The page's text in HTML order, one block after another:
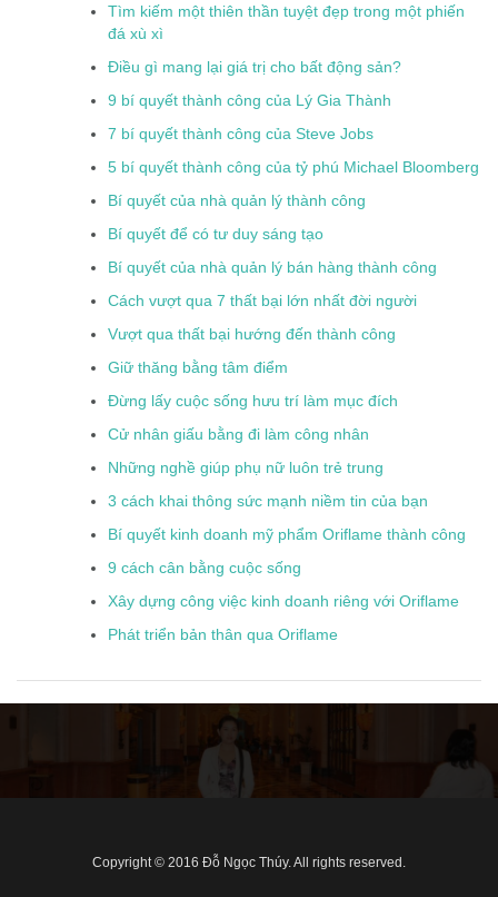
Tìm kiếm một thiên thần tuyệt đẹp trong một phiến
đá xù xì
Điều gì mang lại giá trị cho bất động sản?
9 bí quyết thành công của Lý Gia Thành
7 bí quyết thành công của Steve Jobs
5 bí quyết thành công của tỷ phú Michael Bloomberg
Bí quyết của nhà quản lý thành công
Bí quyết để có tư duy sáng tạo
Bí quyết của nhà quản lý bán hàng thành công
Cách vượt qua 7 thất bại lớn nhất đời người
Vượt qua thất bại hướng đến thành công
Giữ thăng bằng tâm điểm
Đừng lấy cuộc sống hưu trí làm mục đích
Cử nhân giấu bằng đi làm công nhân
Những nghề giúp phụ nữ luôn trẻ trung
3 cách khai thông sức mạnh niềm tin của bạn
Bí quyết kinh doanh mỹ phẩm Oriflame thành công
9 cách cân bằng cuộc sống
Xây dựng công việc kinh doanh riêng với Oriflame
Phát triển bản thân qua Oriflame
Copyright © 2016 Đỗ Ngọc Thúy. All rights reserved.